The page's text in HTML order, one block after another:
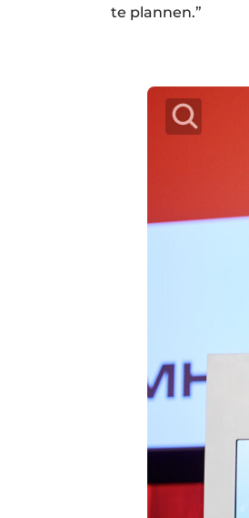
te plannen.”